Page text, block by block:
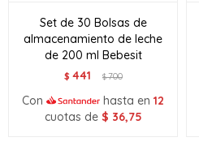
Set de 30 Bolsas de
almacenamiento de leche
de 200 ml Bebesit
$ 441 $700
Con hasta en 12
cuotas de $ 36,75